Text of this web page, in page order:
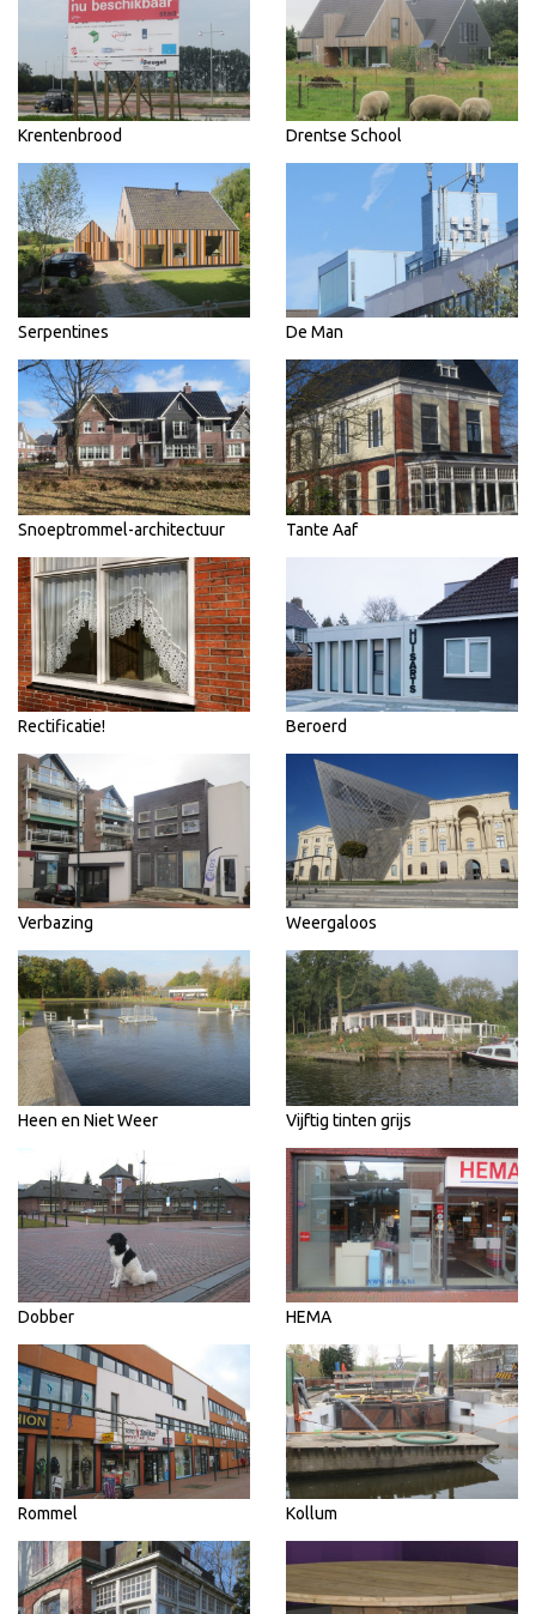
Krentenbrood Drentse School
Serpentines De Man
Snoeptrommel-architectuur Tante Aaf
Rectificatie! Beroerd
Verbazing Weergaloos
Heen en Niet Weer Vijftig tinten grijs
Dobber HEMA
Rommel Kollum